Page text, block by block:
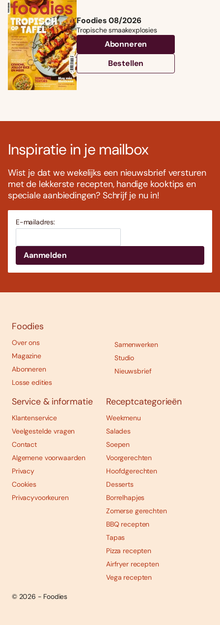
Foodies 08/2026
Tropische smaakexplosies
Abonneren
Bestellen
Inspiratie in je mailbox
Wist je dat we wekelijks een nieuwsbrief versturen
met de lekkerste recepten, handige kooktips en
speciale aanbiedingen? Schrijf je nu in!
E-mailadres:
Foodies
Over ons
Magazine
Abonneren
Losse edities
Samenwerken
Studio
Nieuwsbrief
Service & informatie
Klantenservice
Veelgestelde vragen
Contact
Algemene voorwaarden
Privacy
Cookies
Privacyvoorkeuren
Receptcategorieën
Weekmenu
Salades
Soepen
Voorgerechten
Hoofdgerechten
Desserts
Borrelhapjes
Zomerse gerechten
BBQ recepten
Tapas
Pizza recepten
Airfryer recepten
Vega recepten
© 2026 - Foodies